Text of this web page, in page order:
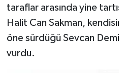
taraflar arasında yine
Halit Can Sakman,
öne sürdüğü Sevcan
vurdu.